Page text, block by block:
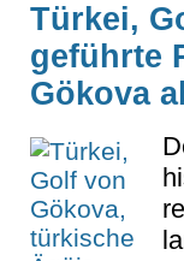
Türkei,
geführte
Gökova